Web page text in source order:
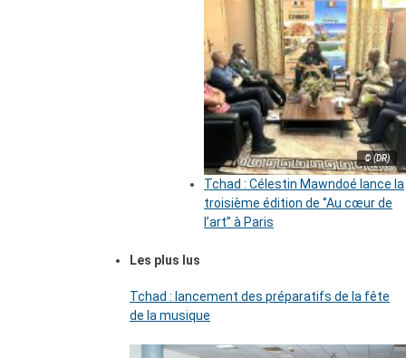
© (DR)
Tchad : Célestin Mawndoé lance la
troisième édition de ‘’Au cœur de
l’art’’ à Paris
Les plus lus
Tchad : lancement des préparatifs de la fête
de la musique